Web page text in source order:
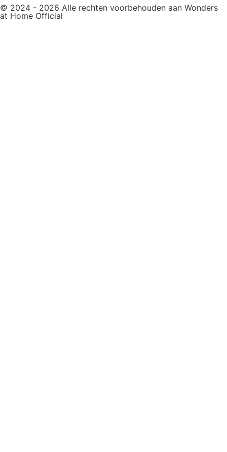
© 2024 - 2026 Alle rechten voorbehouden aan Wonders
at Home Official